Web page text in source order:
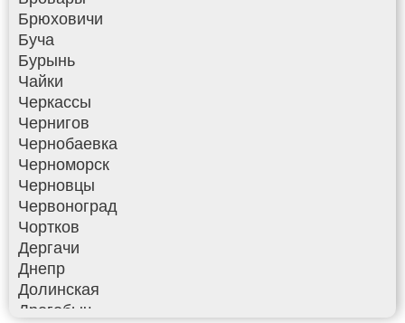
Брюховичи
Буча
Бурынь
Чайки
Черкассы
Чернигов
Чернобаевка
Черноморск
Черновцы
Червоноград
Чортков
Дергачи
Днепр
Долинская
Дрогобыч